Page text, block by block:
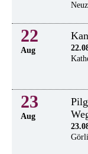
22
Aug
23
Aug